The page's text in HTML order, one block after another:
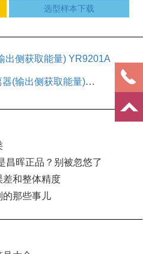
选型样本下载
出侧获取能量) YR9201A
(输出侧获取能量)
昌晖正品？别被忽悠了
差和整体精度
的那些事儿